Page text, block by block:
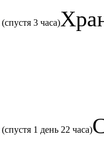
(спустя 3 часа)
(спустя 1 день 22 часа)